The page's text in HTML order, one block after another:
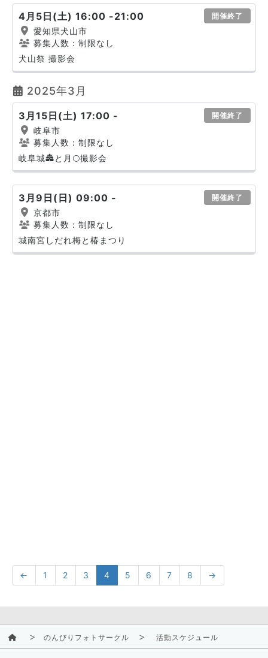
4月5日(土) 16:00 -21:00 開催終了
愛知県犬山市
募集人数：制限なし
犬山祭 撮影会
2025年3月
3月15日(土) 17:00 - 開催終了
岐阜市
募集人数：制限なし
岐阜城🏯と月🌕撮影会
3月9日(日) 09:00 - 開催終了
京都市
募集人数：制限なし
城南宮しだれ梅と椿まつり
← 1 2 3 4 5 6 7 8 →
のんびりフォトサークル 活動スケジュール